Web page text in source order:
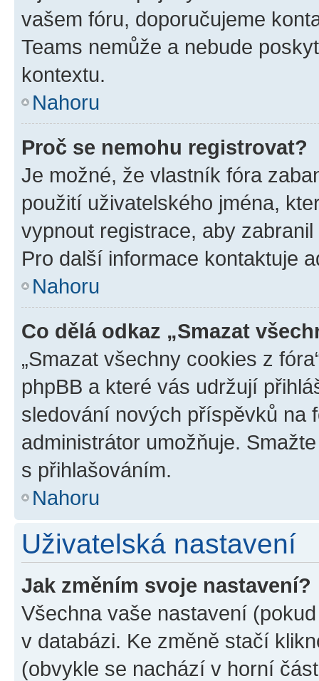
vašem fóru, doporučujeme
Teams nemůže a nebude
kontextu.
Nahoru
Proč se nemohu registrovat?
Je možné, že vlastník fóra
použití uživatelského jména,
vypnout registrace, aby
Pro další informace kontaktuje
Nahoru
Co dělá odkaz „Smazat
„Smazat všechny cookies z
phpBB a které vás udržují
sledování nových příspěvků na
administrátor umožňuje.
s přihlašováním.
Nahoru
Uživatelská nastavení
Jak změním svoje nastavení?
Všechna vaše nastavení
v databázi. Ke změně stačí
(obvykle se nachází v horní